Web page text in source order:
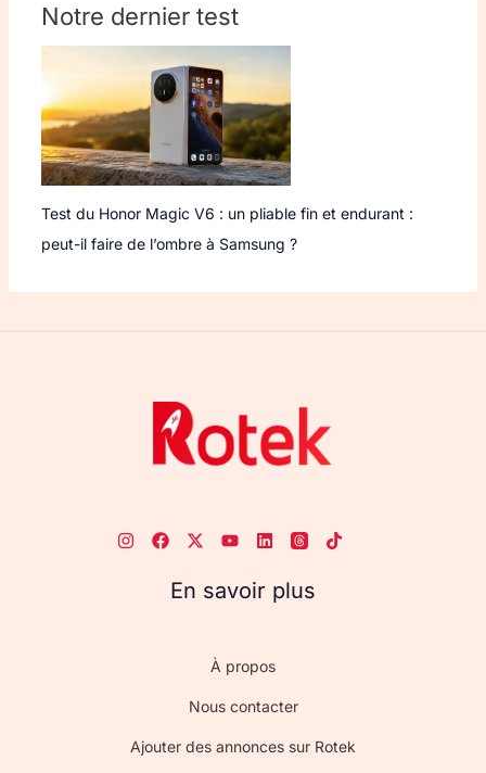
Notre dernier test
Test du Honor Magic V6 : un pliable fin et endurant :
peut-il faire de l’ombre à Samsung ?
En savoir plus
À propos
Nous contacter
Ajouter des annonces sur Rotek